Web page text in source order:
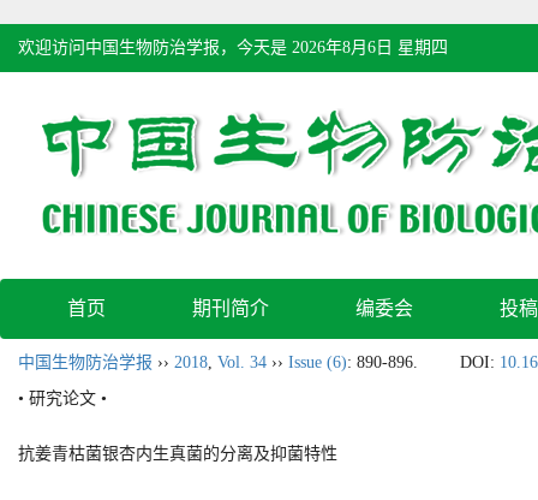
欢迎访问中国生物防治学报，今天是 2026年8月6日 星期四
首页 期刊简介 编委会 投
中国生物防治学报 ›› 2018, Vol. 34 ›› Issue (6): 890-896. DOI:
• 研究论文 •
抗姜青枯菌银杏内生真菌的分离及抑菌特性